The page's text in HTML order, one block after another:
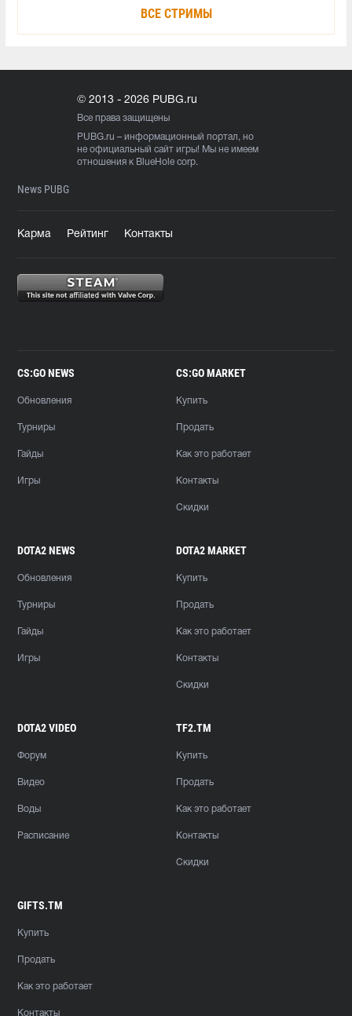
ВСЕ СТРИМЫ
© 2013 - 2026 PUBG.ru
Все права защищены
PUBG.ru – информационный портал, но
не официальный сайт игры! Мы не имеем
отношения к BlueHole corp.
News PUBG
Карма Рейтинг Контакты
CS:GO NEWS
Обновления
Турниры
Гайды
Игры
CS:GO MARKET
Купить
Продать
Как это работает
Контакты
Скидки
DOTA2 NEWS
Обновления
Турниры
Гайды
Игры
DOTA2 MARKET
Купить
Продать
Как это работает
Контакты
Скидки
DOTA2 VIDEO
Форум
Видео
Воды
Расписание
TF2.TM
Купить
Продать
Как это работает
Контакты
Скидки
GIFTS.TM
Купить
Продать
Как это работает
Контакты